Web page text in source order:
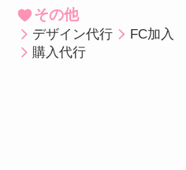
その他
デザイン代行
FC加入
購入代行